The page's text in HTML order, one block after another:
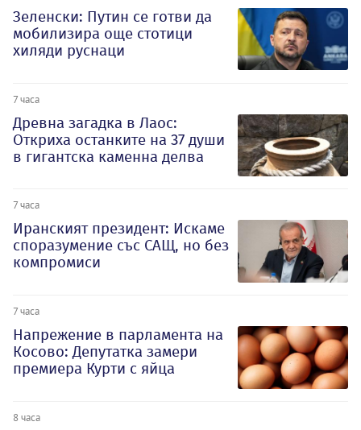
Зеленски: Путин се готви да
мобилизира още стотици
хиляди руснаци
7 часа
Древна загадка в Лаос:
Откриха останките на 37 души
в гигантска каменна делва
7 часа
Иранският президент: Искаме
споразумение със САЩ, но без
компромиси
7 часа
Напрежение в парламента на
Косово: Депутатка замери
премиера Курти с яйца
8 часа